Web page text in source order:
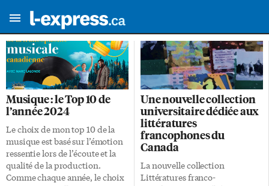
Musique : le Top 10 de
l’année 2024
Le choix de mon top 10 de la
musique est basé sur l’émotion
ressentie lors de l’écoute et la
qualité de la production.
Comme chaque année, le choix
Une nouvelle collection
universitaire dédiée aux
littératures
francophones du
Canada
La nouvelle collection
Littératures franco-